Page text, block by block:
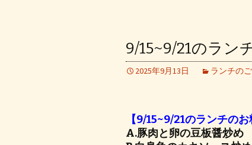
9/15~9/21のラン
2025年9月13日 ランチの
【9/15~9/21のランチのお
A.豚肉と卵の豆板醤炒め